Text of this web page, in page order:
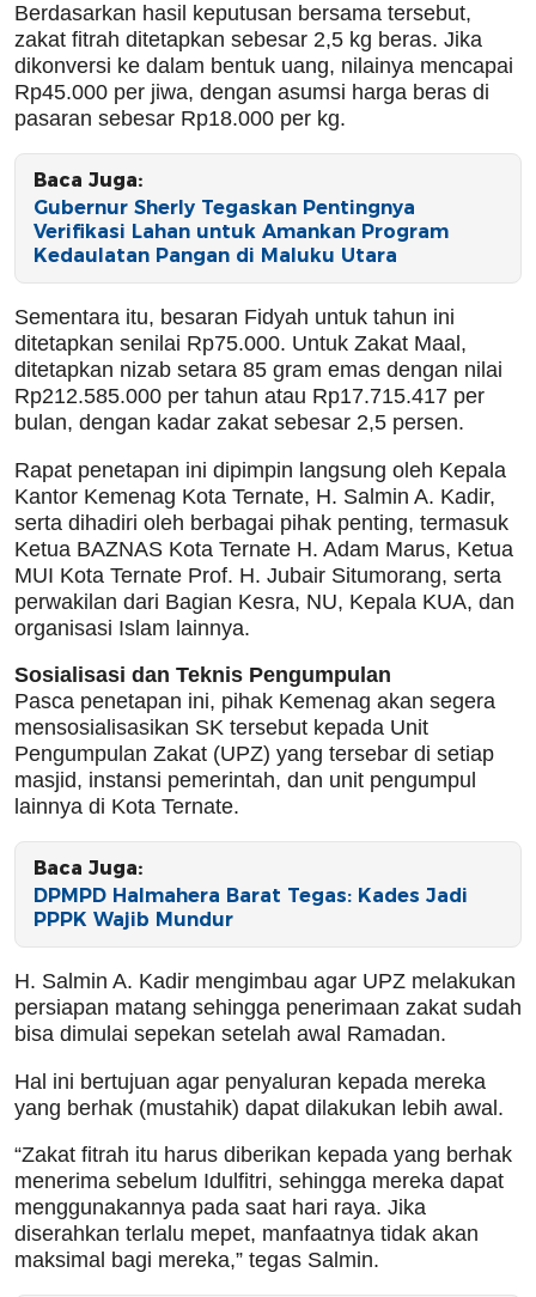
Berdasarkan hasil keputusan bersama tersebut,
zakat fitrah ditetapkan sebesar 2,5 kg beras. Jika
dikonversi ke dalam bentuk uang, nilainya mencapai
Rp45.000 per jiwa, dengan asumsi harga beras di
pasaran sebesar Rp18.000 per kg.
Baca Juga:
Gubernur Sherly Tegaskan Pentingnya
Verifikasi Lahan untuk Amankan Program
Kedaulatan Pangan di Maluku Utara
Sementara itu, besaran Fidyah untuk tahun ini
ditetapkan senilai Rp75.000. Untuk Zakat Maal,
ditetapkan nizab setara 85 gram emas dengan nilai
Rp212.585.000 per tahun atau Rp17.715.417 per
bulan, dengan kadar zakat sebesar 2,5 persen.
Rapat penetapan ini dipimpin langsung oleh Kepala
Kantor Kemenag Kota Ternate, H. Salmin A. Kadir,
serta dihadiri oleh berbagai pihak penting, termasuk
Ketua BAZNAS Kota Ternate H. Adam Marus, Ketua
MUI Kota Ternate Prof. H. Jubair Situmorang, serta
perwakilan dari Bagian Kesra, NU, Kepala KUA, dan
organisasi Islam lainnya.
Sosialisasi dan Teknis Pengumpulan
Pasca penetapan ini, pihak Kemenag akan segera
mensosialisasikan SK tersebut kepada Unit
Pengumpulan Zakat (UPZ) yang tersebar di setiap
masjid, instansi pemerintah, dan unit pengumpul
lainnya di Kota Ternate.
Baca Juga:
DPMPD Halmahera Barat Tegas: Kades Jadi
PPPK Wajib Mundur
H. Salmin A. Kadir mengimbau agar UPZ melakukan
persiapan matang sehingga penerimaan zakat sudah
bisa dimulai sepekan setelah awal Ramadan.
Hal ini bertujuan agar penyaluran kepada mereka
yang berhak (mustahik) dapat dilakukan lebih awal.
“Zakat fitrah itu harus diberikan kepada yang berhak
menerima sebelum Idulfitri, sehingga mereka dapat
menggunakannya pada saat hari raya. Jika
diserahkan terlalu mepet, manfaatnya tidak akan
maksimal bagi mereka,” tegas Salmin.